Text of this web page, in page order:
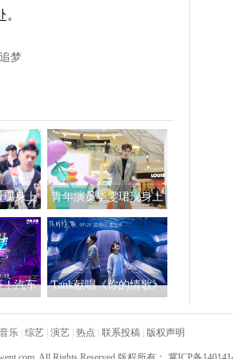
梦
现身上
游乐巨
幕仪式
青年演员毕雯珺现身上
海ifc商场 点亮「当夏·炫
彩波普艺术之旅」开幕
仪式
！汽车
榜领跑
Tank献唱《你的情歌》
MV致七夕恋人
音乐 综艺 演艺 热点 联系投稿 版权声明